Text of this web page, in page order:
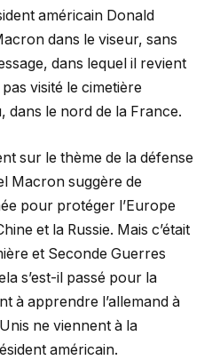
américain Donald
dans le viseur, sans
dans lequel il revient
visité le cimetière
dans le nord de la France.
sur le thème de la défense
Macron suggère de
pour protéger l’Europe
et la Russie. Mais c’était
et Seconde Guerres
s’est-il passé pour la
à apprendre l’allemand à
ne viennent à la
américain.